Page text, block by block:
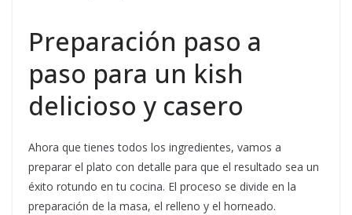
Preparación paso a
paso para un kish
delicioso y casero
Ahora que tienes todos los ingredientes, vamos a
preparar el plato con detalle para que el resultado sea un
éxito rotundo en tu cocina. El proceso se divide en la
preparación de la masa, el relleno y el horneado.